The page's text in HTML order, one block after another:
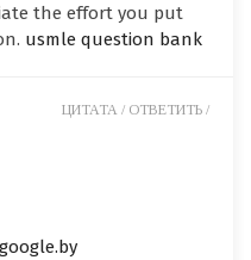
the effort you put
usmle question bank
ЦИТАТА / ОТВЕТИТЬ /